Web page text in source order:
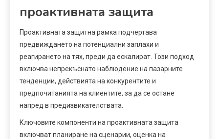
проактивната защита
Проактивната защитна рамка подчертава
предвиждането на потенциални заплахи и
реагирането на тях, преди да ескалират. Този подход
включва непрекъснато наблюдение на пазарните
тенденции, действията на конкурентите и
предпочитанията на клиентите, за да се остане
напред в предизвикателствата.
Ключовите компоненти на проактивната защита
включват планиране на сценарии, оценка на